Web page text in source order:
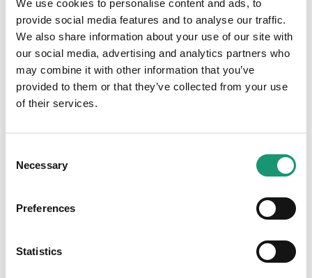
We use cookies to personalise content and ads, to
provide social media features and to analyse our traffic.
We also share information about your use of our site with
our social media, advertising and analytics partners who
may combine it with other information that you’ve
provided to them or that they’ve collected from your use
of their services.
Selection
Necessary
Preferences
Statistics
Instagram
Inscription aux soirées
Médias